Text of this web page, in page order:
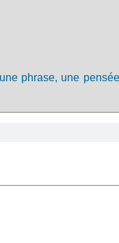
phrase, une